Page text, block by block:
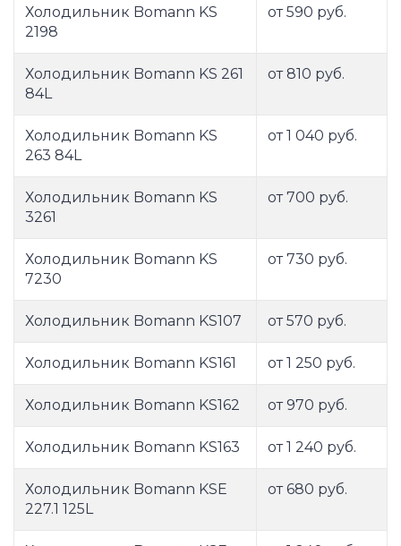
Холодильник Bomann KS
2198
от 590 руб.
Холодильник Bomann KS 261
84L
от 810 руб.
Холодильник Bomann KS
263 84L
от 1 040 руб.
Холодильник Bomann KS
3261
от 700 руб.
Холодильник Bomann KS
7230
от 730 руб.
Холодильник Bomann KS107 от 570 руб.
Холодильник Bomann KS161 от 1 250 руб.
Холодильник Bomann KS162 от 970 руб.
Холодильник Bomann KS163 от 1 240 руб.
Холодильник Bomann KSE
227.1 125L
от 680 руб.